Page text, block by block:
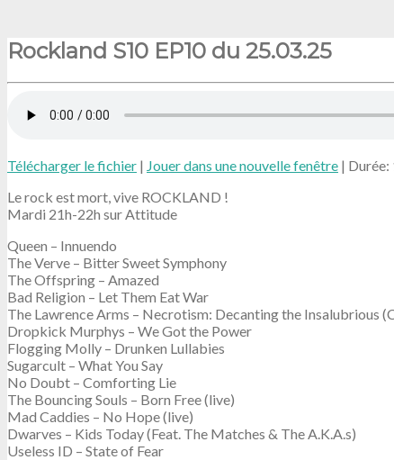
Rockland S10 EP10 du 25.03.25
Télécharger le fichier | Jouer dans une nouvelle fenêtre | Durée:
Le rock est mort, vive ROCKLAND !
Mardi 21h-22h sur Attitude
Queen – Innuendo
The Verve – Bitter Sweet Symphony
The Offspring – Amazed
Bad Religion – Let Them Eat War
The Lawrence Arms – Necrotism: Decanting the Insalubrious
Dropkick Murphys – We Got the Power
Flogging Molly – Drunken Lullabies
Sugarcult – What You Say
No Doubt – Comforting Lie
The Bouncing Souls – Born Free (live)
Mad Caddies – No Hope (live)
Dwarves – Kids Today (Feat. The Matches & The A.K.A.s)
Useless ID – State of Fear